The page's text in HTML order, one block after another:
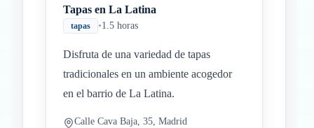
Tapas en La Latina
tapas •1.5 horas
Disfruta de una variedad de tapas
tradicionales en un ambiente acogedor
en el barrio de La Latina.
Calle Cava Baja, 35, Madrid